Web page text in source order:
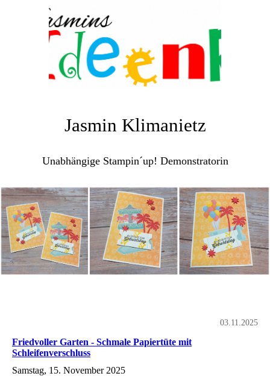
Jasmin Klimanietz
Unabhängige Stampin´up! Demonstratorin
03.11.2025
Friedvoller Garten - Schmale Papiertüte mit
Schleifenverschluss
Samstag, 15. November 2025